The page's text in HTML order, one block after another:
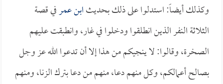
وكذلك أيضاً: استدلوا على ذلك بحديثابن عمرفي قصة
الثلاثة النفر الذين انطلقوا ودخلوا في غار، وانطبقت عليهم
الصخرة، وقالوا: لا ينجيكم من هذا إلا أن تدعوا الله عز وجل
بصالح أعمالكم، وكل منهم دعا، منهم من دعا بترك الزنا، ومنهم